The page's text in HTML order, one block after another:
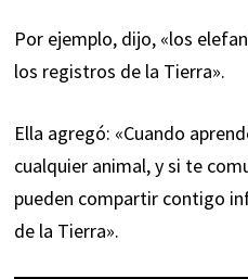
Por ejemplo, dijo, «los
los registros de la Tierra».
Ella agregó: «Cuando
cualquier animal, y si te
pueden compartir contigo
de la Tierra».